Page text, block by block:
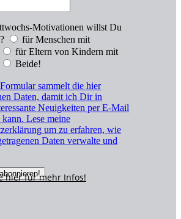
Motivationen willst Du
für Menschen mit
für Eltern von Kindern mit
Beide!
sammelt die hier
Daten, damit ich Dir in
Neuigkeiten per E-Mail
Lese meine
um zu erfahren, wie
Daten verwalte und
hier fürmehr Infos!